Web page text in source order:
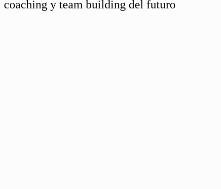
coaching y team building del futuro